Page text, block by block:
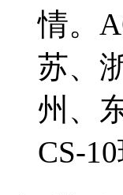
情。
苏、
州、
CS-